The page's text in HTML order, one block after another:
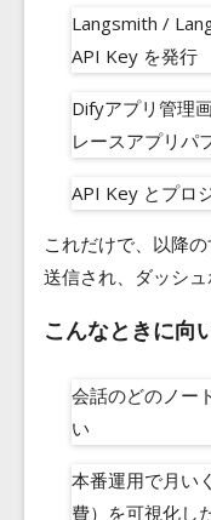
Langsmith /
API Key を発行
Difyアプリ管理
レースアプリパ
API Key とプロ
これだけで、以降
送信され、ダッシュ
こんなときに向
会話のどのノー
い
本番運用で月い
費）を可視化し